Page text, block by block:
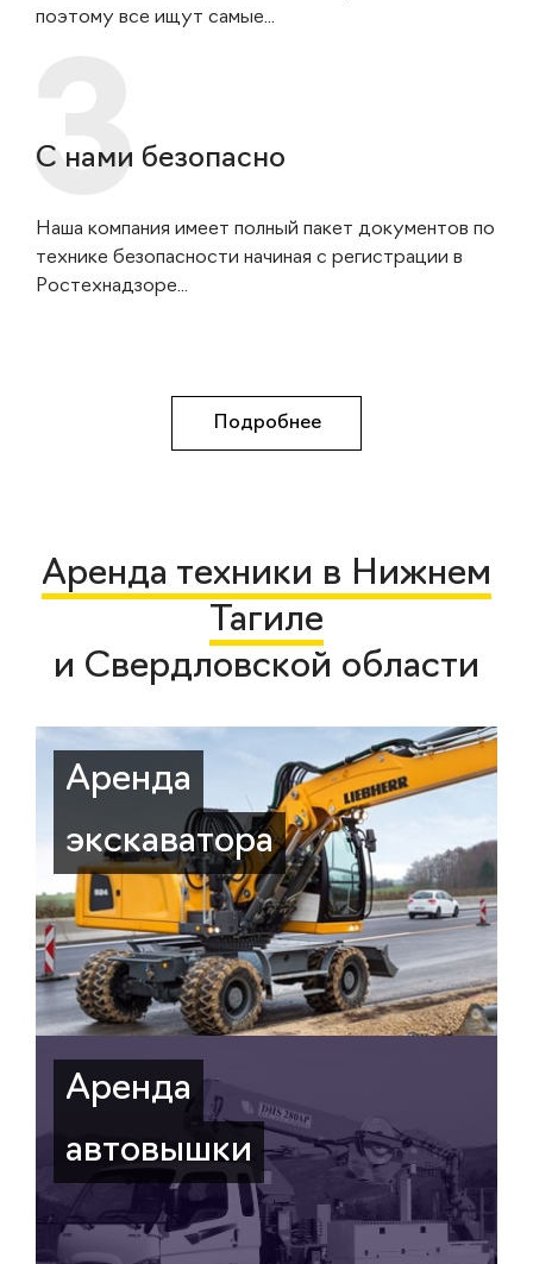
поэтому все ищут самые...
С нами безопасно
Наша компания имеет полный пакет документов по
технике безопасности начиная с регистрации в
Ростехнадзоре...
Подробнее
Аренда техники в Нижнем
Тагиле
и Свердловской области
Аренда
экскаватора
Аренда
автовышки